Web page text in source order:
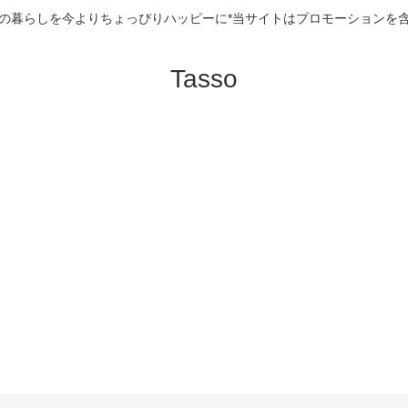
暮らしを今よりちょっぴりハッピーに*当サイトはプロモーションを
Tasso